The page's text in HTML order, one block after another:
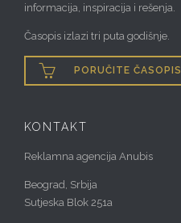
informacija, inspiracija i rešenja.
Časopis izlazi tri puta godišnje.
 PORUČITE ČASOPIS
KONTAKT
Reklamna agencija Anubis
Beograd, Srbija
Sutjeska Blok 251a